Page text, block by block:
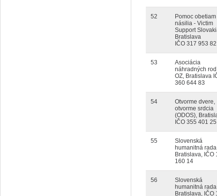
52
Pomoc obetiam
násilia - Victim
Support
Bratislava
IČO 317 953 82
53
Asociácia
náhradných
OZ, Bratislava
360 644 83
54
Otvorme dvere,
otvorme srdcia
(ODOS),
IČO 355 401 25
55
Slovenská
humanitná
Bratislava, IČO
160 14
56
Slovenská
humanitná
Bratislava, IČO